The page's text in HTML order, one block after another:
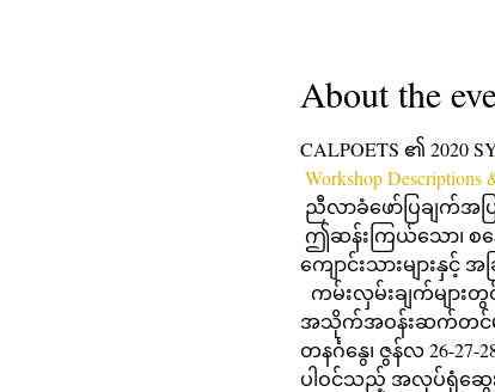
About the
CALPOETS ၏
Workshop
ညီလာခံဖော်ပြချက်
ကျောင်းသားများနှ
ကမ်းလှမ်းချက်များတွ
အသိုက်အဝန်းဆက်တင်မျ
တနင်္ဂနွေ၊ ဇွန်လ 26-
ပါဝင်သည့် အလုပ်ရုံဆွေး